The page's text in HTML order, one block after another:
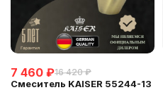
7 460 ₽16 420 ₽
Смеситель KAISER 55244-13